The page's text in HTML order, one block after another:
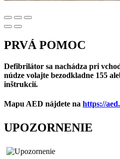
PRVÁ POMOC
Defibrilátor sa nachádza pri
núdze volajte bezodkladne 155
inštrukcií.
Mapu AED nájdete na https://
UPOZORNENIE